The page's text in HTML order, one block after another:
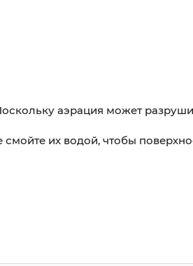
аэрация может
их водой, чтобы